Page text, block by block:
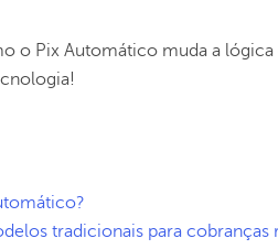
o Pix Automático muda a
tradicionais para